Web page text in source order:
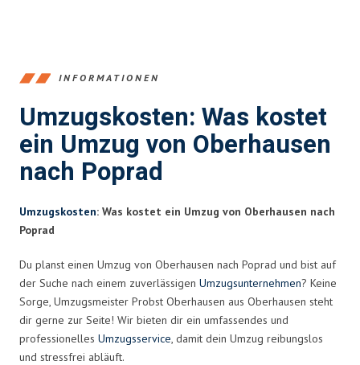
INFORMATIONEN
Umzugskosten: Was kostet
ein Umzug von Oberhausen
nach Poprad
Umzugskosten: Was kostet ein Umzug von Oberhausen nach
Poprad
Du planst einen Umzug von Oberhausen nach Poprad und bist auf
der Suche nach einem zuverlässigen Umzugsunternehmen? Keine
Sorge, Umzugsmeister Probst Oberhausen aus Oberhausen steht
dir gerne zur Seite! Wir bieten dir ein umfassendes und
professionelles Umzugsservice, damit dein Umzug reibungslos
und stressfrei abläuft.